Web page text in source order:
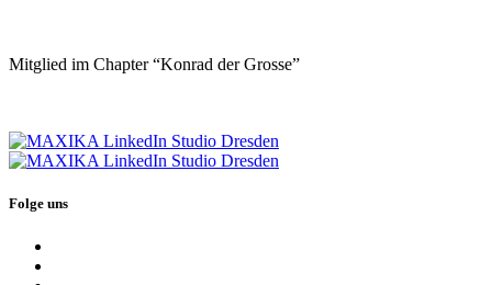
Mitglied im Chapter “Konrad der Grosse”
Folge uns